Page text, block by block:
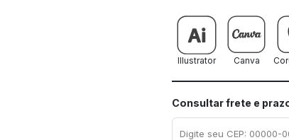
Illustrator Canva
Consultar frete e